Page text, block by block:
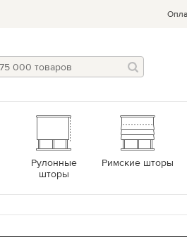
Рулонные
шторы
Римские шторы